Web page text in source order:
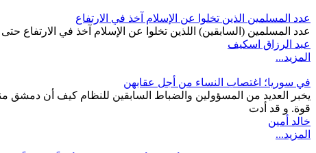
عدد المسلمين الذين تخلوا عن الإسلام آخذ في الارتفاع
عدد المسلمين (السابقين) اللذين تخلوا عن الإسلام آخذ في الارتفاع
عبد الرزاق اسكيف
المزيد...
في سوريا؛ اغتصاب النساء من أجل عقابهن
قوة. و قد أدت
خالد أمين
المزيد...